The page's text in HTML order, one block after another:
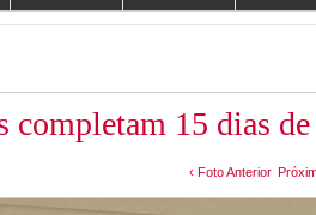
completam 15 dias
‹ Foto Anterior